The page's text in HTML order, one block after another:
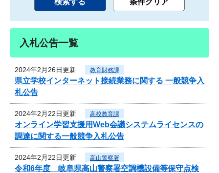
入札公告一覧
2024年2月26日更新 教育財務課
県立学校インターネット接続業務に関する 一般競争入
札公告
2024年2月22日更新 高校教育課
オンライン学習支援用Web会議システムライセンスの
調達に関する一般競争入札公告
2024年2月22日更新 高山警察署
令和6年度 岐阜県高山警察署空調機設備等保守点検